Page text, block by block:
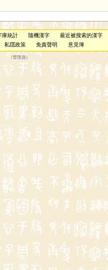
庫統計 隨機漢字
最近被搜索的漢字
私隱政策 免責聲明 意見簿
（管理員 ）